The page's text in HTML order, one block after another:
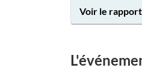
Voir le